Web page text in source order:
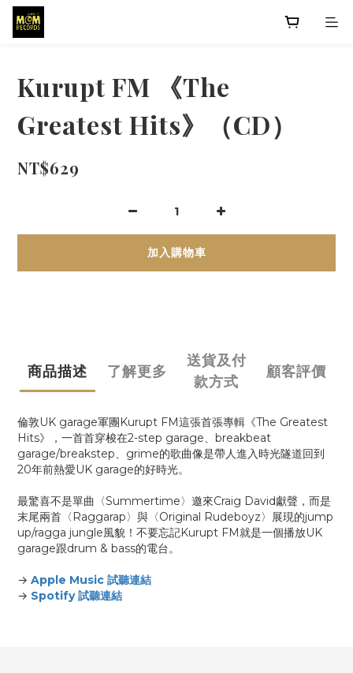
Kurupt FM 《The
Greatest Hits》（CD）
NT$629
加入購物車
商品描述 了解更多
送貨及付
款方式
顧客評價
倫敦UK garage軍團Kurupt FM這張首張專輯《The Greatest
Hits》，一首首穿梭在2-step garage、breakbeat
garage/breakstep、grime的歌曲像是帶人進入時光隧道回到
20年前熱愛UK garage的好時光。
最驚喜不是單曲〈Summertime〉邀來Craig David獻聲，而是
末尾兩首〈Raggarap〉與〈Original Rudeboyz〉展現的jump
up/ragga jungle風貌！不要忘記Kurupt FM就是一個播放UK
garage跟drum & bass的電台。
→ Apple Music 試聽連結
→ Spotify 試聽連結